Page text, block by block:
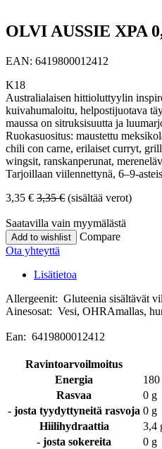
OLVI AUSSIE XPA
EAN: 6419800012412
K18
Australialaisen hittioluttyylin
kuivahumaloitu, helpostijuotava
maussa on sitruksisuutta ja
Ruokasuositus: maustettu
chili con carne, erilaiset curryt,
wingsit, ranskanperunat,
Tarjoillaan viilennettynä, 6–9-
3,35 € 3,35€ (sisältää verot)
Saatavilla vain myymälästä
Add to wishlist
Compare
Ota yhteyttä
Lisätietoa
Allergeenit: Gluteenia sisältävät
Ainesosat: Vesi, OHRAmallas,
Ean: 6419800012412
Ravintoarvoilmoitus
Energia
Rasvaa
0 g
- josta tyydyttyneitä rasvoja 0 g
Hiilihydraattia
3,4
- josta sokereita
0 g